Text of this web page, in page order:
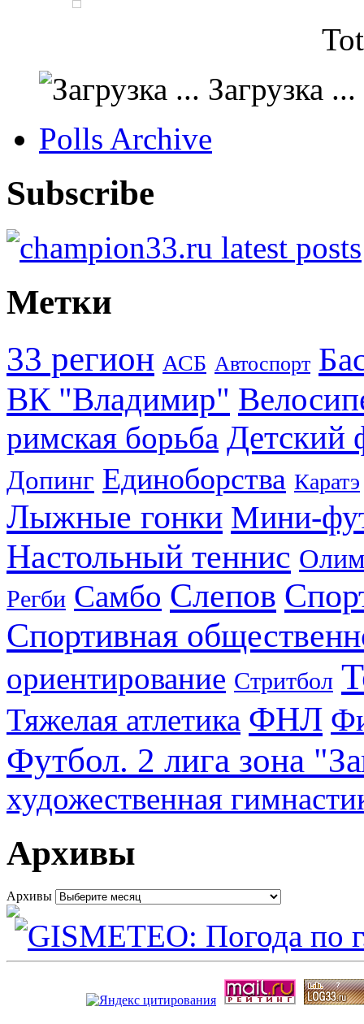
Загрузка ...
Polls Archive
Subscribe
Метки
33 регион АСБ Автоспорт
ВК "Владимир"
римская борьба Детский
Допинг Единоборства Каратэ
Лыжные гонки Мини-
Настольный теннис
Регби Самбо Слепов
Спортивная
ориентирование Стритбол
Тяжелая атлетика ФНЛ
Футбол. 2 лига зона
художественная
Архивы
Архивы